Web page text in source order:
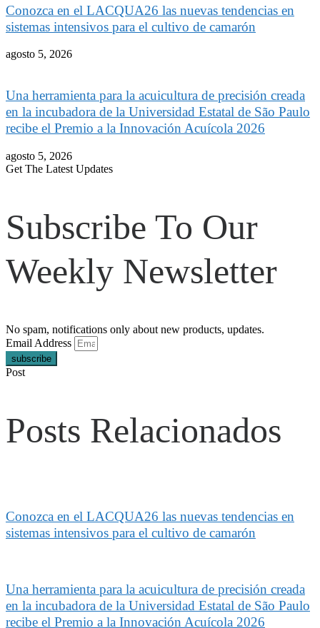
Conozca en el LACQUA26 las nuevas tendencias en
sistemas intensivos para el cultivo de camarón
agosto 5, 2026
Una herramienta para la acuicultura de precisión creada
en la incubadora de la Universidad Estatal de São Paulo
recibe el Premio a la Innovación Acuícola 2026
agosto 5, 2026
Get The Latest Updates
Subscribe To Our
Weekly Newsletter
No spam, notifications only about new products, updates.
Email Address
subscribe
Post
Posts Relacionados
Conozca en el LACQUA26 las nuevas tendencias en
sistemas intensivos para el cultivo de camarón
Una herramienta para la acuicultura de precisión creada
en la incubadora de la Universidad Estatal de São Paulo
recibe el Premio a la Innovación Acuícola 2026